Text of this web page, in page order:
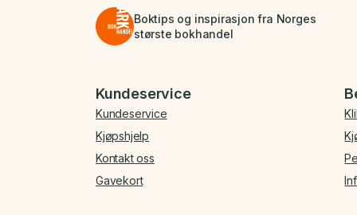
Boktips og inspirasjon fra Norges
største bokhandel
Bunnmeny
Kundeservice
Kundeservice
Kjøpshjelp
Kontakt oss
Gavekort